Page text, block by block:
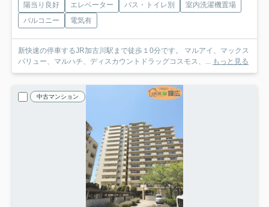
陽当り良好 エレベーター バス・トイレ別
室内洗濯機置場
バルコニー
電気有
新快速の停車するJR加古川駅まで徒歩１0分です。 マルアイ、マックス
バリュー、マルハチ、ディスカウントドラッグコスモス、... もっと見る
中古マンション